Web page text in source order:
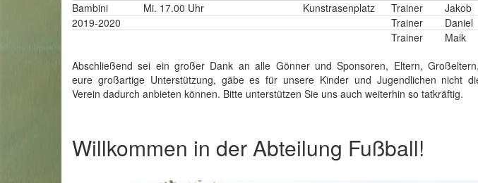
Bambini Mi. 17.00 Uhr Kunstrasenplatz Trainer Jakob
2019-2020
Trainer Daniel
Trainer
Maik
Abschließend sei ein großer Dank an alle Gönner und Sponsoren, Eltern,
eure großartige Unterstützung, gäbe es für unsere Kinder und Jugendlichen nicht
Verein dadurch anbieten können. Bitte unterstützen Sie uns auch weiterhin so tatkräftig.
Willkommen in der Abteilung Fußball!